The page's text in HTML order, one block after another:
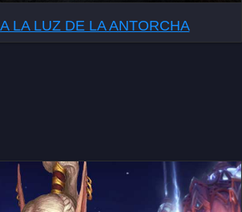
LA LUZ DE LA ANTORCHA